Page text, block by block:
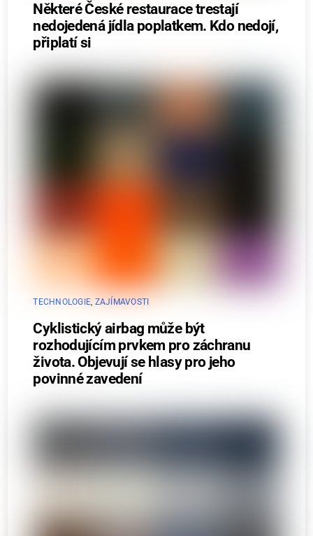
Některé České restaurace trestají
nedojedená jídla poplatkem. Kdo nedojí,
připlatí si
TECHNOLOGIE, ZAJÍMAVOSTI
Cyklistický airbag může být
rozhodujícím prvkem pro záchranu
života. Objevují se hlasy pro jeho
povinné zavedení